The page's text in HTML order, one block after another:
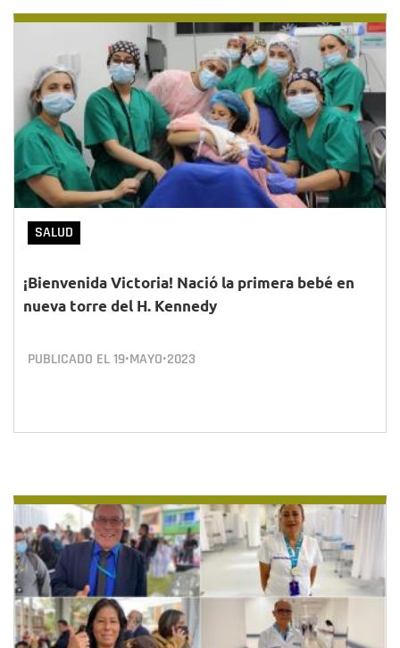
SALUD
¡Bienvenida Victoria! Nació la primera bebé en
nueva torre del H. Kennedy
PUBLICADO EL19•MAYO•2023